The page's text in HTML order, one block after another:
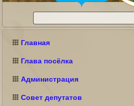
Главная
Глава посёлка
Администрация
Совет депутатов